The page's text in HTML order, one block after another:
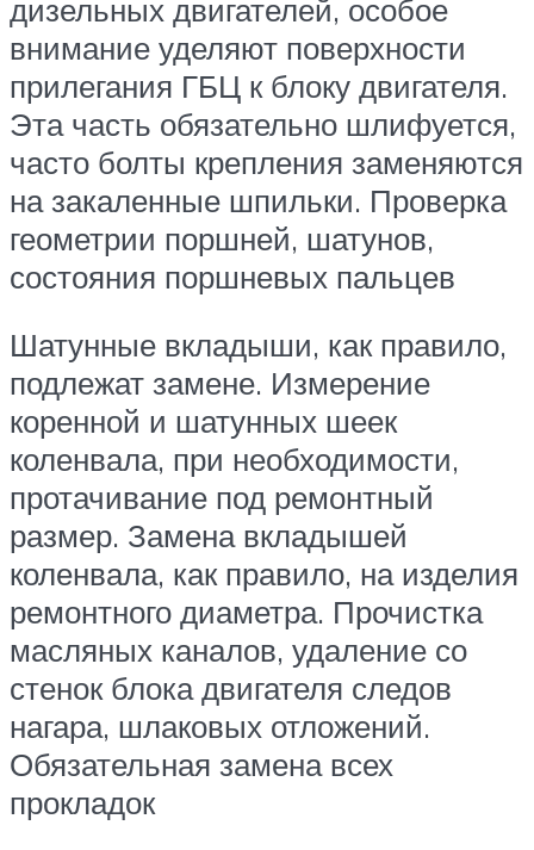
дизельных двигателей, особое
внимание уделяют поверхности
прилегания ГБЦ к блоку двигателя.
Эта часть обязательно шлифуется,
часто болты крепления заменяются
на закаленные шпильки. Проверка
геометрии поршней, шатунов,
состояния поршневых пальцев
Шатунные вкладыши, как правило,
подлежат замене. Измерение
коренной и шатунных шеек
коленвала, при необходимости,
протачивание под ремонтный
размер. Замена вкладышей
коленвала, как правило, на изделия
ремонтного диаметра. Прочистка
масляных каналов, удаление со
стенок блока двигателя следов
нагара, шлаковых отложений.
Обязательная замена всех
прокладок